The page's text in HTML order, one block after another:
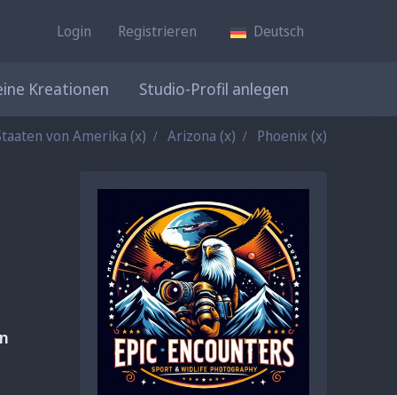
Login Registrieren Deutsch
Kreationen Studio-Profil anlegen
von Amerika (x) Arizona (x) Phoenix(x)